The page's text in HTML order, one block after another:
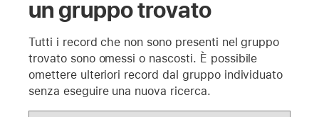
un gruppo trovato
Tutti i record che non sono presenti nel gruppo
trovato sono omessi o nascosti. È possibile
omettere ulteriori record dal gruppo individuato
senza eseguire una nuova ricerca.